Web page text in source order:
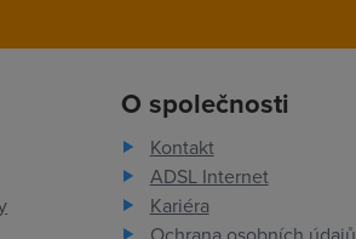
O společnosti
Kontakt
ADSL Internet
Kariéra